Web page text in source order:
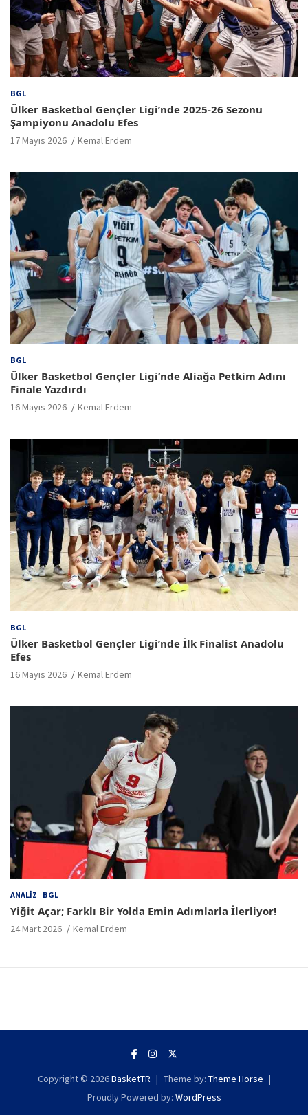
BGL
Ülker Basketbol Gençler Ligi’nde 2025-26 Sezonu
Şampiyonu Anadolu Efes
17 Mayıs 2026 Kemal Erdem
BGL
Ülker Basketbol Gençler Ligi’nde Aliağa Petkim Adını
Finale Yazdırdı
16 Mayıs 2026 Kemal Erdem
BGL
Ülker Basketbol Gençler Ligi’nde İlk Finalist Anadolu
Efes
16 Mayıs 2026 Kemal Erdem
ANALIZ BGL
Yiğit Açar; Farklı Bir Yolda Emin Adımlarla İlerliyor!
24 Mart 2026 Kemal Erdem
Copyright © 2026BasketTR Theme by: Theme Horse
Proudly Powered by: WordPress